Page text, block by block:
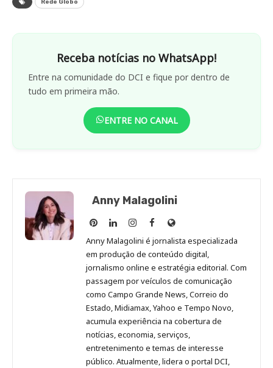
Rede Globo
Receba notícias no WhatsApp!
Entre na comunidade do DCI e fique por dentro de
tudo em primeira mão.
ENTRE NO CANAL
Anny Malagolini
Anny
Malagolini
no
Pinterest
Anny
Malagolini
no
LinkedIn
Anny
Malagolini
no
Instagram
Anny
Malagolini
no
Facebook
Site
de
Anny
Malagolini
Anny Malagolini é jornalista especializada
em produção de conteúdo digital,
jornalismo online e estratégia editorial. Com
passagem por veículos de comunicação
como Campo Grande News, Correio do
Estado, Midiamax, Yahoo e Tempo Novo,
acumula experiência na cobertura de
notícias, economia, serviços,
entretenimento e temas de interesse
público. Atualmente, lidera o portal DCI,